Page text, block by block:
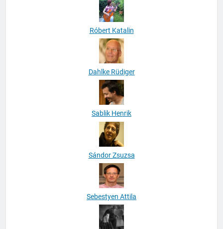
Róbert Katalin
Dahlke Rüdiger
Sablik Henrik
Sándor Zsuzsa
Sebestyen Attila